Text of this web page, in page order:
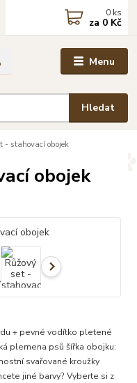
Menu
Hledat
0 ks
za 0 Kč
- stahovací obojek
obojek
+ pevné vodítko pletené
plemena psů šířka obojku:
svařované kroužky
jiné barvy? Vyberte si z